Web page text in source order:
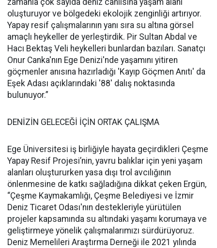
oluşturuyor ve bölgedeki ekolojik zenginliği artırıyor.
Yapay resif çalışmalarının yanı sıra su altına görsel
amaçlı heykeller de yerleştirdik. Pir Sultan Abdal ve
Hacı Bektaş Veli heykelleri bunlardan bazıları. Sanatçı
Onur Canka'nın Ege Denizi'nde yaşamını yitiren
göçmenler anısına hazırladığı 'Kayıp Göçmen Anıtı' da
Eşek Adası açıklarındaki '88' dalış noktasında
bulunuyor.”
DENİZİN GELECEĞİ İÇİN ORTAK ÇALIŞMA
Ege Üniversitesi iş birliğiyle hayata geçirdikleri Çeşme
Yapay Resif Projesi’nin, yavru balıklar için yeni yaşam
alanları oluştururken yasa dışı trol avcılığının
önlenmesine de katkı sağladığına dikkat çeken Ergün,
“Çeşme Kaymakamlığı, Çeşme Belediyesi ve İzmir
Deniz Ticaret Odası'nın destekleriyle yürütülen
projeler kapsamında su altındaki yaşamı korumaya ve
geliştirmeye yönelik çalışmalarımızı sürdürüyoruz.
Deniz Memelileri Araştırma Derneği ile 2021 yılında